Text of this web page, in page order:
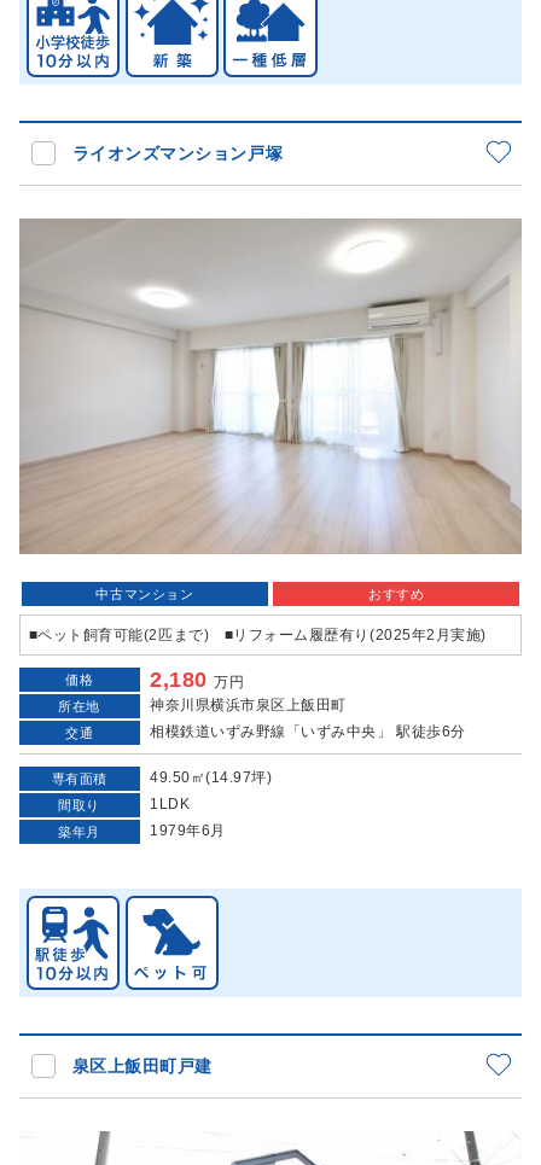
ライオンズマンション戸塚
中古マンション おすすめ
■ペット飼育可能(2匹まで) ■リフォーム履歴有り(2025年2月実施)
価格 2,180万円
所在地 神奈川県横浜市泉区上飯田町
交通 相模鉄道いずみ野線「いずみ中央」 駅徒歩6分
専有面積 49.50㎡(14.97坪)
間取り 1LDK
築年月 1979年6月
泉区上飯田町戸建